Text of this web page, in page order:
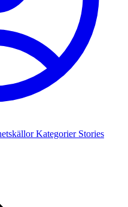
Kategorier Stories